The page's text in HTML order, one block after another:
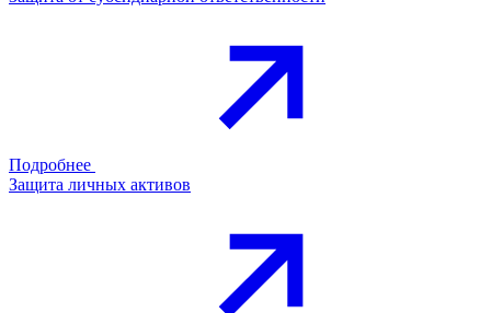
Подробнее
Защита личных активов